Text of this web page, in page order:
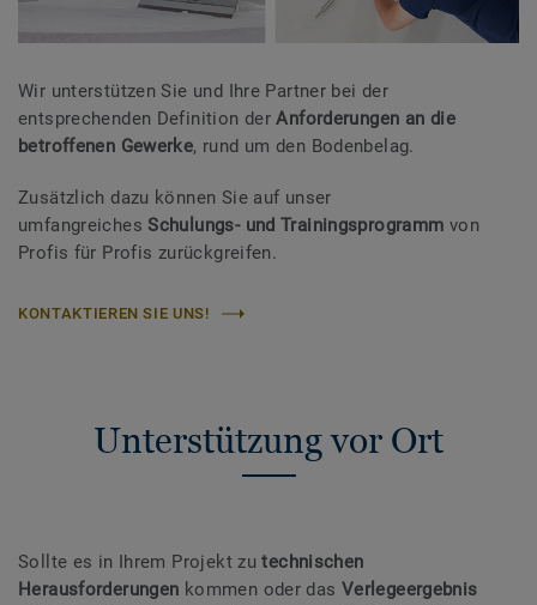
Wir unterstützen Sie und Ihre Partner bei der
entsprechenden Definition derAnforderungen an die
betroffenen Gewerke, rund um den Bodenbelag.
Zusätzlich dazu können Sie auf unser
umfangreichesSchulungs- und Trainingsprogramm von
Profis für Profis zurückgreifen.
KONTAKTIEREN SIE UNS!
Unterstützung vor Ort
Sollte es in Ihrem Projekt zutechnischen
Herausforderungen kommen oder das Verlegeergebnis